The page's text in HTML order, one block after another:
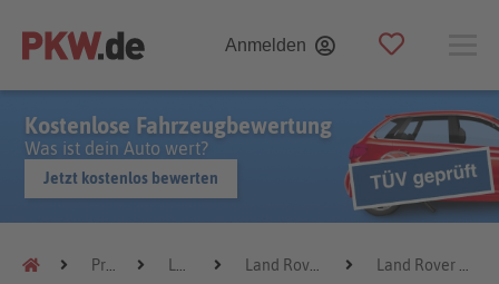
Anmelden
Kostenlose Fahrzeugbewertung
Was ist dein Auto wert?
Jetzt kostenlos bewerten
Preistrends Land Rover Range Rover Land Rover Range Rover 2005